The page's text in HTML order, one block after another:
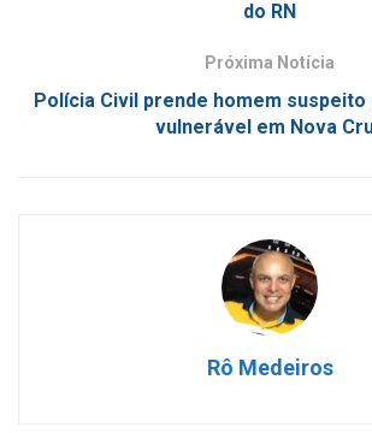
do RN
Próxima Notícia
Polícia Civil prende homem
vulnerável em Nova
Rô Medeiros